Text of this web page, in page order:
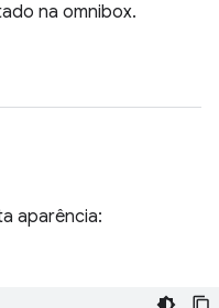
na omnibox.
aparência: